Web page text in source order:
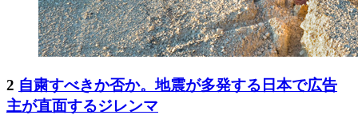
2 自粛すべきか否か。地震が多発する日本で広告
主が直面するジレンマ